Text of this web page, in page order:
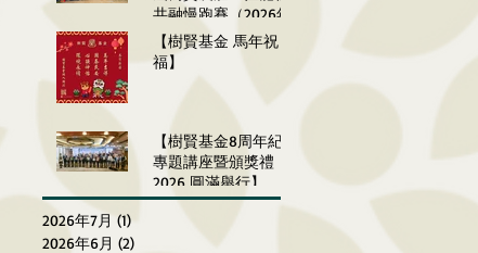
共融慢跑賽（2026年3
月27-29日）
【樹賢基金 馬年祝
福】
【樹賢基金8周年紀念
專題講座暨頒獎禮
2026 圓滿舉行】
2026年7月 (1)
2026年6月 (2)